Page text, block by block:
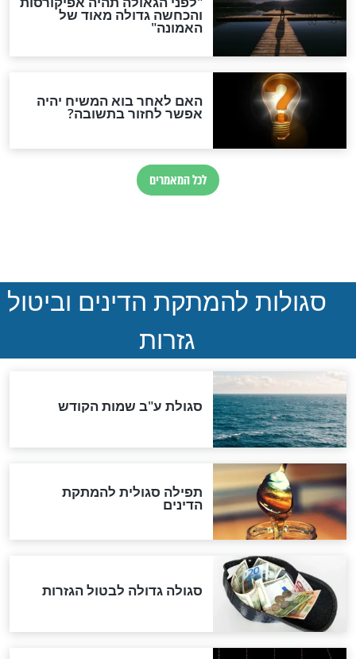
חתן יתום:
לבידוד וגם
בסוף יפתיע
"ונשמרתם מאוד
בני ברק שליט"א
חדשות יהדות
הותר לפרסום: לוחמי מילואים
נהרגו בדרום לבנון
ההסכם החשאי של טראמפ
ואיראן: בלי שקיפות ועם הרבה
סימני שאלה
המסמך האבוד שנחשף
במרתפי מוסקבה: כתב היד
הנדיר של הרשב"ם התגלה
שורדת השואה שחוגגת 100:
"מודה לקב"ה על כל השנים"